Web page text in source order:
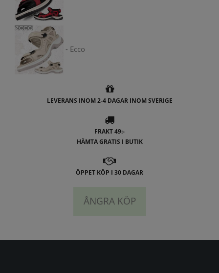
- Ecco
LEVERANS INOM 2-4 DAGAR INOM SVERIGE
FRAKT 49:-
HÄMTA GRATIS I BUTIK
ÖPPET KÖP I 30 DAGAR
ÅNGRA KÖP